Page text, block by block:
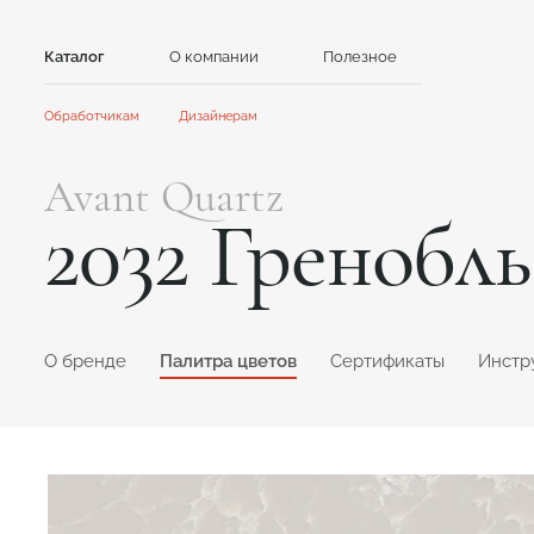
Каталог
Акриловый камень
NEOMARM
Avant Quartz
Noblle Quartz
О компании Полезное
Обработчикам
Сотрудничество
Акции и новости
Каталоги и презентации
Дизайнерам
Сотрудничество
Новости
Контент для клиентов
Online дизайнер
Avant Quartz
2032 Гренобль
O бренде Палитра цветов Сертификаты